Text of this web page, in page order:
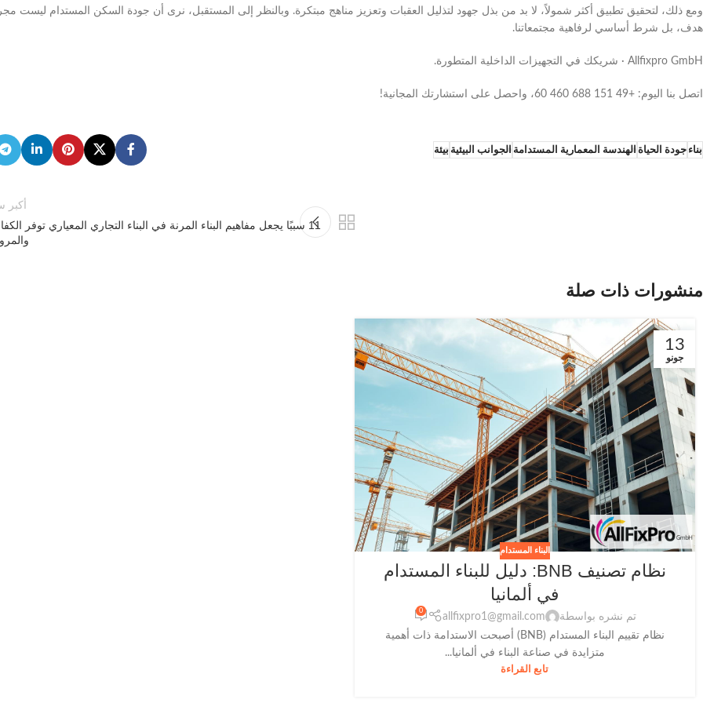
ومع ذلك، لتحقيق تطبيق أكثر شمولاً، لا بد من بذل جهود لتذليل العقبات وتعزيز مناهج مبتكرة. وبالنظر إلى المستقبل، نرى أن جودة السكن المستدام ليست
هدف، بل شرط أساسي لرفاهية مجتمعاتنا.
Allfixpro GmbH · شريكك في التجهيزات الداخلية المتطورة.
اتصل بنا اليوم: +49 151 688 460 60، واحصل على استشارتك المجانية!
بناء جودة الحياة الهندسة المعمارية المستدامة الجوانب البيئية بيئة
أكبر
11 سببًا يجعل مفاهيم البناء المرنة في البناء التجاري المعياري توفر
منشورات ذات صلة
13
جونو
البناء المستدام
نظام تصنيف BNB: دليل للبناء المستدام
في ألمانيا
تم نشره بواسطة allfixpro1@gmail.com
0
نظام تقييم البناء المستدام (BNB) أصبحت الاستدامة ذات أهمية
متزايدة في صناعة البناء في ألمانيا...
تابع القراءة